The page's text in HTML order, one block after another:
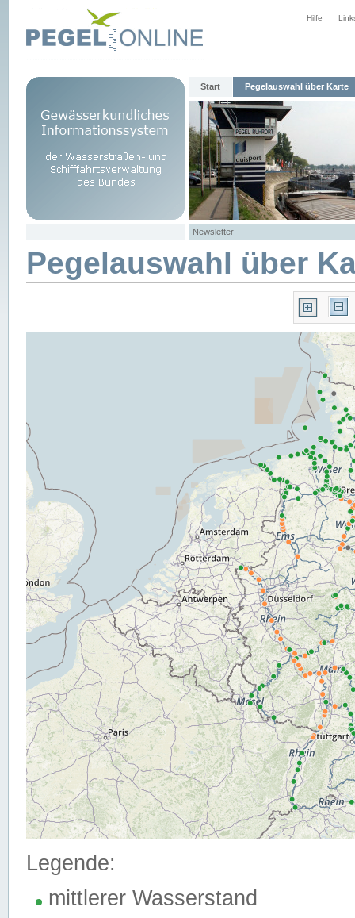
Hilfe
Start Pegelauswahl über Karte
Newsletter
Pegelauswahl über
Legende:
mittlerer Wasserstand